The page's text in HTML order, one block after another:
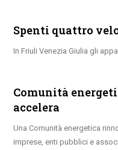
Spenti quattro
In Friuli Venezia Giulia gli
Comunità
accelera
Una Comunità energetica
imprese, enti pubblici e